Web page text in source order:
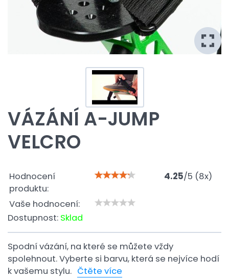
VÁZÁNÍ A-JUMP
VELCRO
Hodnocení
produktu:
4.25/5 (8x)
Vaše hodnocení:
Dostupnost: Sklad
Spodní vázání, na které se můžete vždy
spolehnout. Vyberte si barvu, která se nejvíce hodí
k vašemu stylu. Čtěte více